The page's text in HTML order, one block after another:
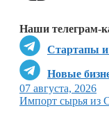
Наши телеграм-
Стартапы и
Новые
07 августа, 2026
Импорт сырья из